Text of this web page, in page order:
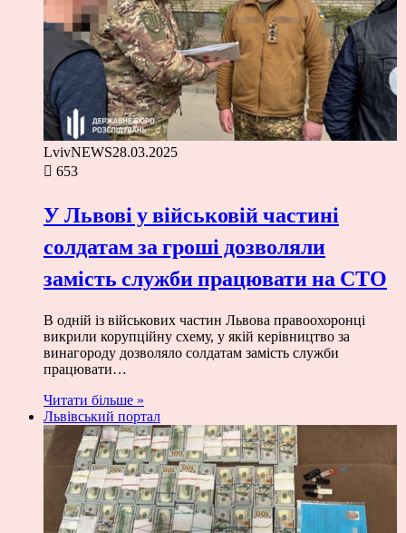
LvivNEWS28.03.2025
653
У Львові у військовій частині
солдатам за гроші дозволяли
замість служби працювати на СТО
В одній із військових частин Львова правоохоронці
викрили корупційну схему, у якій керівництво за
винагороду дозволяло солдатам замість служби
працювати…
Читати більше »
Львівський портал